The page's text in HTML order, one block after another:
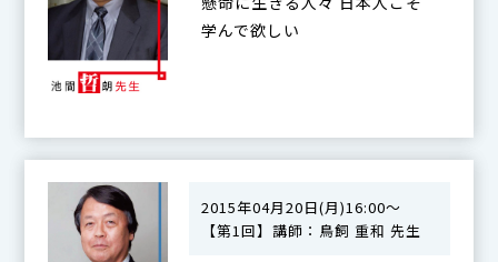
学んで欲しい
2015年04月20日(月)16:00～
【第1回】講師：鳥飼 重和 先生